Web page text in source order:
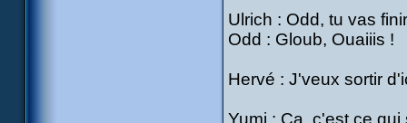
Ulrich : Odd, tu vas
Odd : Gloub, Ouaiiis !
Hervé : J'veux sortir
Yumi : Ca, c'est ce